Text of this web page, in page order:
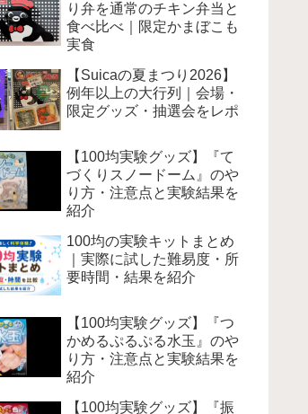
り弁を通常のチキン弁当と
食べ比べ｜限定かまぼこも
実食
【Suicaの夏まつり2026】
例年以上の大行列｜会場・
限定グッズ・抽選会をレポ
【100均実験グッズ】『て
づくりスノードーム』のや
り方・注意点と実験結果を
紹介
100均の実験キットまとめ
｜実際に試した難易度・所
要時間・結果を紹介
【100均実験グッズ】『つ
かめるぷるぷる水玉』のや
り方・注意点と実験結果を
紹介
【100均実験グッズ】『振